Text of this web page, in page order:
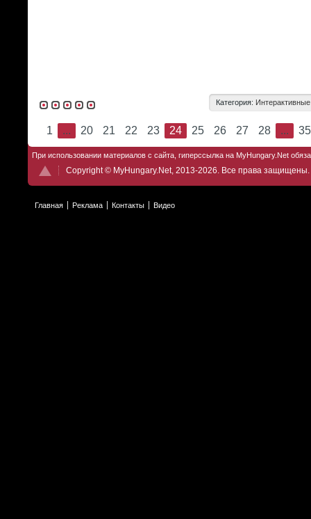
Категория:
1 ... 20 21 22 23 24 25 26 27 28 ... 35
При использовании материалов с сайта, гиперссылка на MyHungary.Net
Copyright © MyHungary.Net, 2013-2026. Все права защищены.
Главная Реклама Контакты Видео